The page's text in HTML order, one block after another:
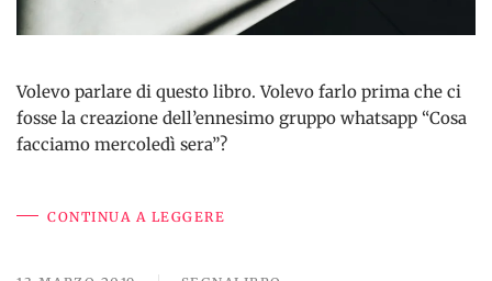
Volevo parlare di questo libro. Volevo farlo prima che ci
fosse la creazione dell’ennesimo gruppo whatsapp “Cosa
facciamo mercoledì sera”?
CONTINUA A LEGGERE